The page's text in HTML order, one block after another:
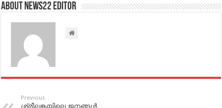
About NEWS22 EDITOR
Previous
ശ്രീലങ്കയിലെ ജനങ്ങള്‍